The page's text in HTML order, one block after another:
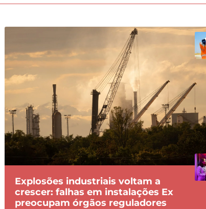
Explosões industriais voltam a
crescer: falhas em instalações Ex
preocupam órgãos reguladores